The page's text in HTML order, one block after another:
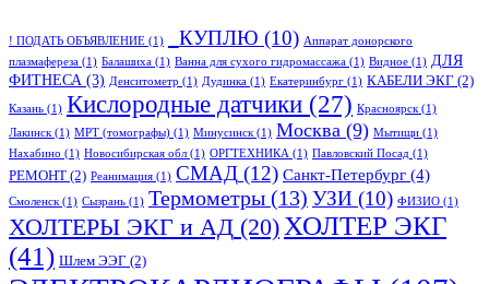
! ПОДАТЬ ОБЪЯВЛЕНИЕ (1) _КУПЛЮ (10) Аппарат донорского
плазмафереза (1) Балашиха (1) Ванна для сухого гидромассажа (1) Видное (1) ДЛЯ
ФИТНЕСА (3) Денситометр (1) Дудинка (1) Екатеринбург (1) КАБЕЛИ ЭКГ (2)
Казань (1) Кислородные датчики (27) Красноярск(1)
Лакинск(1) МРТ (томографы) (1) Минусинск(1) Москва (9) Мытищи (1)
Нахабино (1) Новосибирская обл (1) ОРГТЕХНИКА (1) Павловский Посад (1)
РЕМОНТ (2) Реанимация (1) СМАД (12) Санкт-Петербург (4)
Смоленск(1) Сызрань (1) Термометры (13) УЗИ (10) ФИЗИО (1)
ХОЛТЕРЫ ЭКГ и АД (20) ХОЛТЕР ЭКГ
(41) Шлем ЭЭГ (2)